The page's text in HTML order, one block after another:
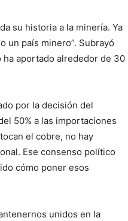
su historia a la minería. Ya
un país minero”. Subrayó
ha aportado alrededor de 30
por la decisión del
50% a las importaciones
el cobre, no hay
Ese consenso político
cómo poner esos
unidos en la